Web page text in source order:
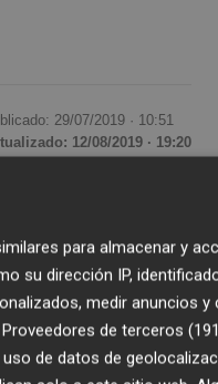
29/07/2019 · 10:51
12/08/2019 · 19:20
de València,
se hizo hueco
EEUU. Por eso
para hacernos la
que hemos
para almacenar y
su dirección IP,
medir anuncios y
Proveedores de terceros
de datos de